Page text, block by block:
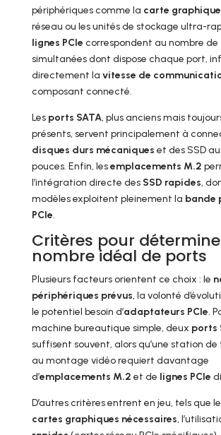
périphériques comme la carte graphique
réseau ou les unités de stockage ultra-
lignes PCIe correspondent au nombre de
simultanées dont dispose chaque port,
directement la vitesse de
composant connecté.
Les ports SATA, plus anciens mais
présents, servent principalement à
disques durs mécaniques et des SSD
pouces. Enfin, lesemplacements M.2
l’intégration directe des SSD rapides,
modèles exploitent pleinement la bande
PCIe.
Critères pour
nombre idéal de ports
Plusieurs facteurs orientent ce choix : le
périphériques prévus, la volonté
le potentiel besoin d’adaptateurs PCIe.
machine bureautique simple, deux ports
suffisent souvent, alors qu’une station
au montage vidéo requiert davantage
d’emplacements M.2 et de lignes PCIe
D’autres critères entrent en jeu, tels que le
cartes graphiques nécessaires,